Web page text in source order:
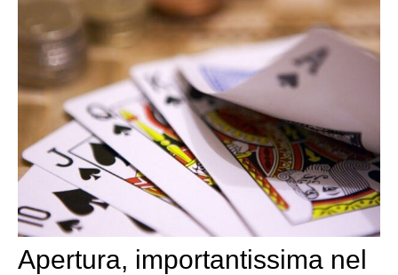
Apertura, importantissima nel